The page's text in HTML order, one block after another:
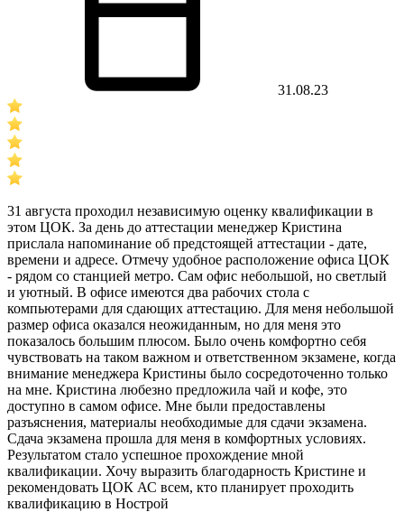
31.08.23
31 августа проходил независимую оценку квалификации в
этом ЦОК. За день до аттестации менеджер Кристина
прислала напоминание об предстоящей аттестации - дате,
времени и адресе. Отмечу удобное расположение офиса ЦОК
- рядом со станцией метро. Сам офис небольшой, но светлый
и уютный. В офисе имеются два рабочих стола с
компьютерами для сдающих аттестацию. Для меня небольшой
размер офиса оказался неожиданным, но для меня это
показалось большим плюсом. Было очень комфортно себя
чувствовать на таком важном и ответственном экзамене, когда
внимание менеджера Кристины было сосредоточенно только
на мне. Кристина любезно предложила чай и кофе, это
доступно в самом офисе. Мне были предоставлены
разъяснения, материалы необходимые для сдачи экзамена.
Сдача экзамена прошла для меня в комфортных условиях.
Результатом стало успешное прохождение мной
квалификации. Хочу выразить благодарность Кристине и
рекомендовать ЦОК АС всем, кто планирует проходить
квалификацию в Нострой